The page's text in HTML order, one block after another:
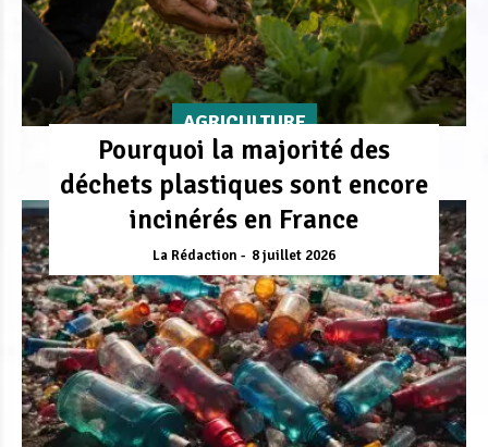
AGRICULTURE
Pourquoi la majorité des
déchets plastiques sont encore
incinérés en France
La Rédaction 8 juillet 2026